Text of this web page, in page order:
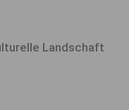
Landschaft